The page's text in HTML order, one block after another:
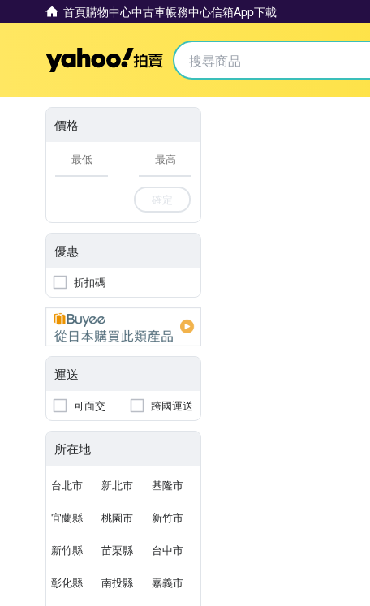
首頁購物中心中古車帳務中心信箱App下載
Yahoo拍賣
價格
-
確定
優惠
折扣碼
運送
可面交 跨國運送
所在地
台北市 新北市 基隆市
宜蘭縣 桃園市 新竹市
新竹縣 苗栗縣 台中市
彰化縣 南投縣 嘉義市